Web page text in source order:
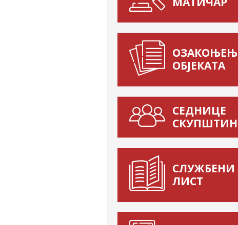
ОБЈЕКАТА
СЕДНИЦЕ
СЛУЖБЕНИ
ЛИСТ